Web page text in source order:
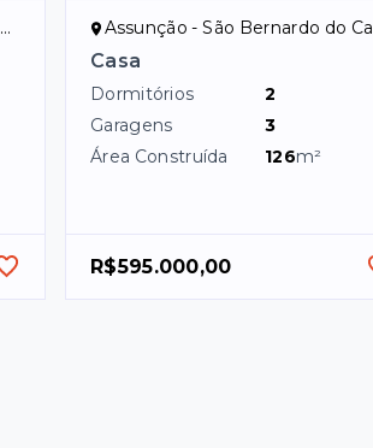
Assunção - São Bernardo do Campo/SP
Casa
Dormitórios
2
Garagens
3
Área Construída
126m²
R$595.000,00